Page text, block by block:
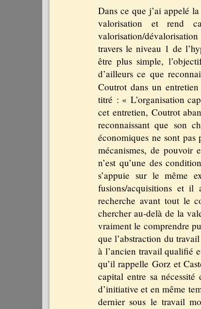
Dans ce que j’ai appelé
valorisation et rend
valorisation/
travers le niveau 1 de
être plus simple,
d’ailleurs ce que
Coutrot dans un
titré : « L’organisation
cet entretien, Coutrot
reconnaissant que son
économiques ne sont pas
mécanismes, de pouvoir
n’est qu’une des
s’appuie sur le même
fusions/acquisitions et
recherche avant tout le
chercher au-delà de la
vraiment le comprendre
que l’abstraction du
à l’ancien travail qualifié
qu’il rappelle Gorz et
capital entre sa
d’initiative et en même
dernier sous le travail